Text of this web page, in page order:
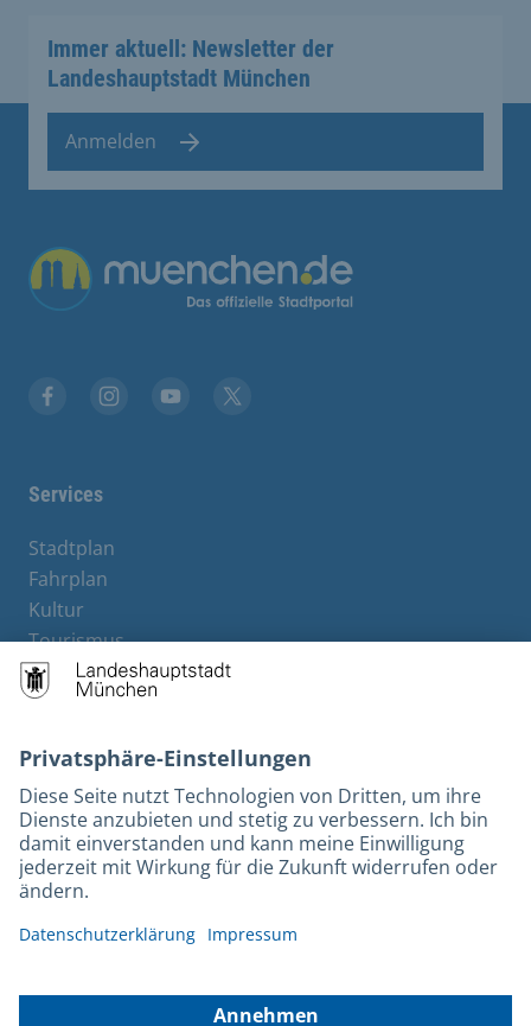
Immer aktuell: Newsletter der
Landeshauptstadt München
Anmelden
Übergreifende Links
Services
Stadtplan
Fahrplan
Kultur
Tourismus
M-Strom
Bürgerservice
Rechtliches und Kontakt
Barrierefreiheit
Leichte Sprache
Gebärdensprache
Kontakt